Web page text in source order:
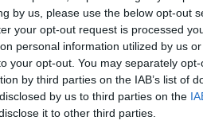
by us, please use the below opt-out
your opt-out request is processed
personal information utilized by us
your opt-out. You may separately
by third parties on the IAB’s list of
by us to third parties on the
it to other third parties.